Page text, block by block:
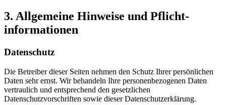
3. Allgemeine Hinweise und Pflicht­
informationen
Datenschutz
Die Betreiber dieser Seiten nehmen den Schutz Ihrer persönlichen
Daten sehr ernst. Wir behandeln Ihre personenbezogenen Daten
vertraulich und entsprechend den gesetzlichen
Datenschutzvorschriften sowie dieser Datenschutzerklärung.